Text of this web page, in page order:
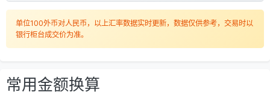
单位100外币对人民币，以上汇率数据实时更新，数据仅供参考，交易时以
银行柜台成交价为准。
常用金额换算